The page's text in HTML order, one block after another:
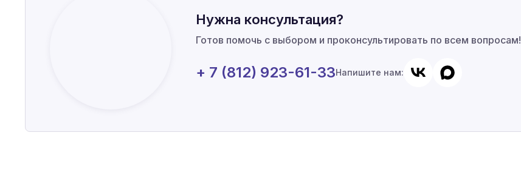
Нужна консультация?
Готов помочь с выбором и проконсультировать по всем вопросам!
+ 7 (812) 923-61-33Напишите нам: